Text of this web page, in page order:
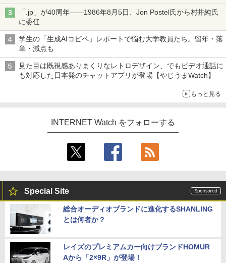
ル TIVIP」
「.jp」が40周年――1986年8月5日、Jon Postel氏から村井純氏
に委任
学生の「生成AIコピペ」レポートで悩む大学教員たち。留年・落
単・減点も
見た目は既視感ありまくりなレトロデザイン、でもビデオ通話に
も対応した日本発のチャットアプリが登場【やじうまWatch】
もっと見る
INTERNET Watch をフォローする
Special Site
総合オーディオブランドに進化するSHANLING
とは何者か？
レイズのプレミアムカー向けブランドHOMUR
Aから「2×9R」が登場！